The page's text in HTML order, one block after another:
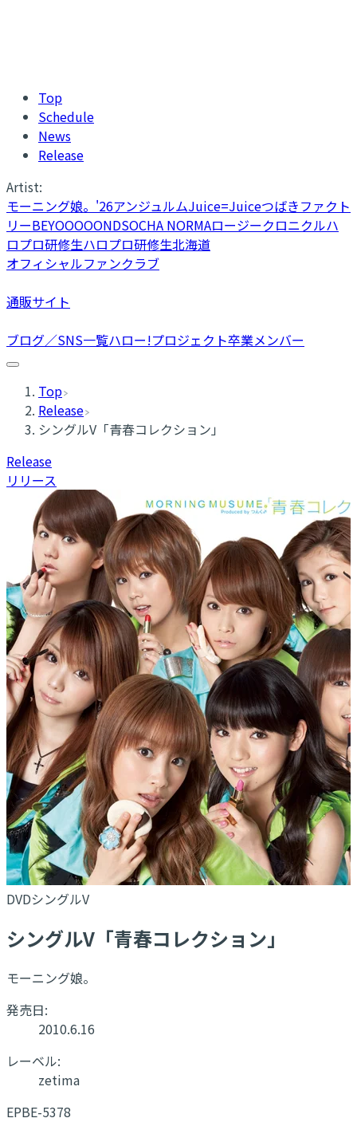
Top
Schedule
News
Release
Artist:
モーニング娘。'26アンジュルムJuice=Juiceつばきファクト
リーBEYOOOOONDSOCHA NORMAロージークロニクルハ
ロプロ研修生ハロプロ研修生北海道
オフィシャルファンクラブ
通販サイト
ブログ／SNS一覧ハロー!プロジェクト卒業メンバー
Top
Release
シングルV「青春コレクション」
Release
リリース
DVDシングルV
シングルV「青春コレクション」
モーニング娘。
発売日:
2010.6.16
レーベル:
zetima
EPBE-5378